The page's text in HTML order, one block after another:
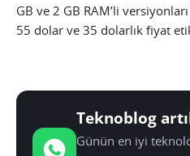
GB ve 2 GB RAM’li
55 dolar ve 35 dolarlık fiyat
Teknoblog
Günün en iyi